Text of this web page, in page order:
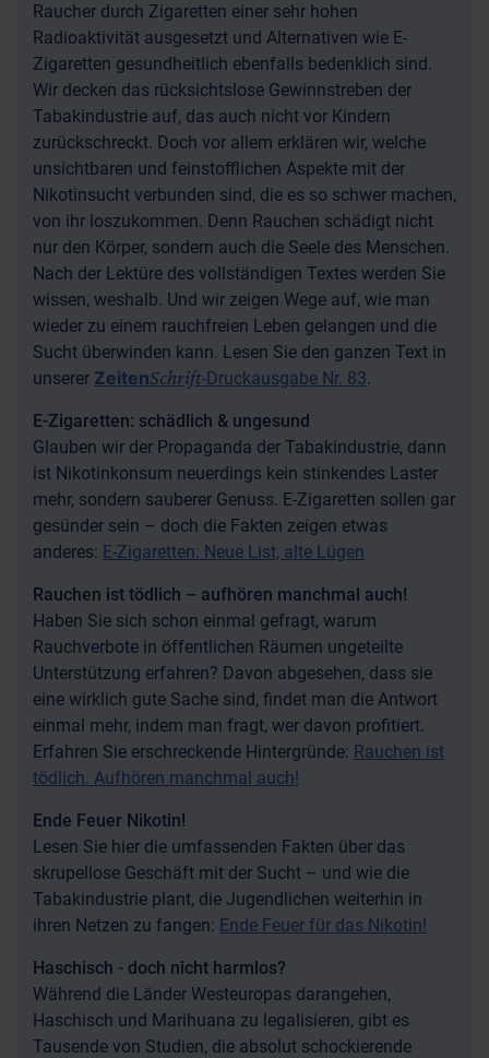
Raucher durch Zigaretten einer sehr hohen
Radioaktivität ausgesetzt und Alternativen wie E-
Zigaretten gesundheitlich ebenfalls bedenklich sind.
Wir decken das rücksichtslose Gewinnstreben der
Tabakindustrie auf, das auch nicht vor Kindern
zurückschreckt. Doch vor allem erklären wir, welche
unsichtbaren und feinstofflichen Aspekte mit der
Nikotinsucht verbunden sind, die es so schwer machen,
von ihr loszukommen. Denn Rauchen schädigt nicht
nur den Körper, sondern auch die Seele des Menschen.
Nach der Lektüre des vollständigen Textes werden Sie
wissen, weshalb. Und wir zeigen Wege auf, wie man
wieder zu einem rauchfreien Leben gelangen und die
Sucht überwinden kann. Lesen Sie den ganzen Text in
unserer ZeitenSchrift-Druckausgabe Nr. 83.
E-Zigaretten: schädlich & ungesund
Glauben wir der Propaganda der Tabakindustrie, dann
ist Nikotinkonsum neuerdings kein stinkendes Laster
mehr, sondern sauberer Genuss. E-Zigaretten sollen gar
gesünder sein – doch die Fakten zeigen etwas
anderes: E-Zigaretten: Neue List, alte Lügen
Rauchen ist tödlich – aufhören manchmal auch!
Haben Sie sich schon einmal gefragt, warum
Rauchverbote in öffentlichen Räumen ungeteilte
Unterstützung erfahren? Davon abgesehen, dass sie
eine wirklich gute Sache sind, findet man die Antwort
einmal mehr, indem man fragt, wer davon profitiert.
Erfahren Sie erschreckende Hintergründe: Rauchen ist
tödlich. Aufhören manchmal auch!
Ende Feuer Nikotin!
Lesen Sie hier die umfassenden Fakten über das
skrupellose Geschäft mit der Sucht – und wie die
Tabakindustrie plant, die Jugendlichen weiterhin in
ihren Netzen zu fangen: Ende Feuer für das Nikotin!
Haschisch - doch nicht harmlos?
Während die Länder Westeuropas darangehen,
Haschisch und Marihuana zu legalisieren, gibt es
Tausende von Studien, die absolut schockierende